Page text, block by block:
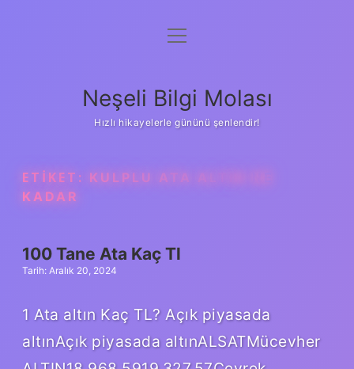
Anasayfa
Yasal Uyarı
menüyü
Neşeli Bilgi Molası
Hızlı hikayelerle gününü şenlendir!
ETIKET: KULPLU ATA ALTIN NE
KADAR
100 Tane Ata Kaç Tl
Tarih: Aralık 20, 2024
1 Ata altın Kaç TL? Açık piyasada
altınAçık piyasada altınALSATMücevher